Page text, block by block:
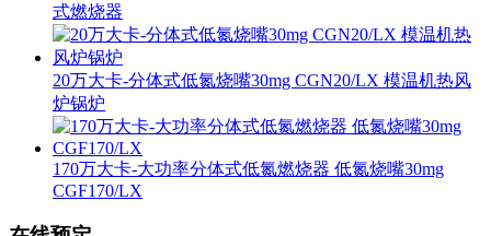
式燃烧器
20万大卡-分体式低氮烧嘴30mg CGN20/LX 模温机热风
炉锅炉
170万大卡-大功率分体式低氮燃烧器 低氮烧嘴30mg
CGF170/LX